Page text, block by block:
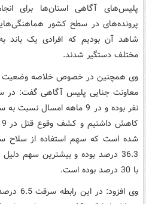
پلیس‌های آگاهی استان‌ها برای
پرونده‌های در سطح کشور
شاهد آن بودیم که افرادی یک
مختلف دستگیر شدند.
وی همچنین در خصوص خلاصه وضعیت
شده است که سهم استفاده از سلاح
36.3 درصد بوده و بیشترین سهم
با 30 درصد بوده است.